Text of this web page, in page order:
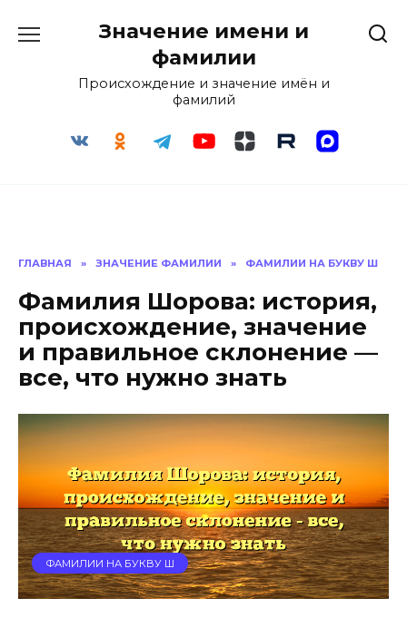
Значение имени и
фамилии
Происхождение и значение имён и
фамилий
ГЛАВНАЯ » ЗНАЧЕНИЕ ФАМИЛИИ » ФАМИЛИИ НА БУКВУ Ш
Фамилия Шорова: история,
происхождение, значение
и правильное склонение —
все, что нужно знать
ФАМИЛИИ НА БУКВУ Ш